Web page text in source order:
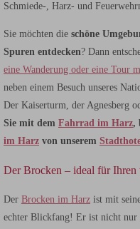
Schmiede-, Harz- und
Sie möchten die schöne
Spuren entdecken? Dann
eine Wanderung oder eine Tour
neben einem Besuch unseres
Der Kaiserturm, der Agnesberg
Sie mit dem Fahrrad im Harz,
im Harz von unserem
Der Brocken – ideal für
Der Brocken im Harz ist mit
echter Blickfang! Er ist nicht nur